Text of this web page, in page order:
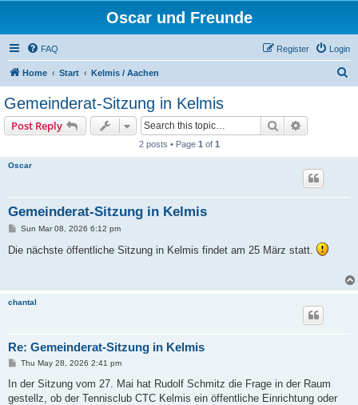
Oscar und Freunde
FAQ Login
Register
Home Start Kelmis / Aachen
Gemeinderat-Sitzung in Kelmis
Post Reply Search
2 posts • Page 1 of 1
Oscar
Gemeinderat-Sitzung in Kelmis
P
s
t
Sun Mar 08, 2026 6:12 pm
Die nächste öffentliche Sitzung in Kelmis findet am 25 März statt.
chantal
Re: Gemeinderat-Sitzung in Kelmis
P
s
Thu May 28, 2026 2:41 pm
In der Sitzung vom 27. Mai hat Rudolf Schmitz die Frage in der Raum
gestellz, ob der Tennisclub CTC Kelmis ein öffentliche Einrichtung oder